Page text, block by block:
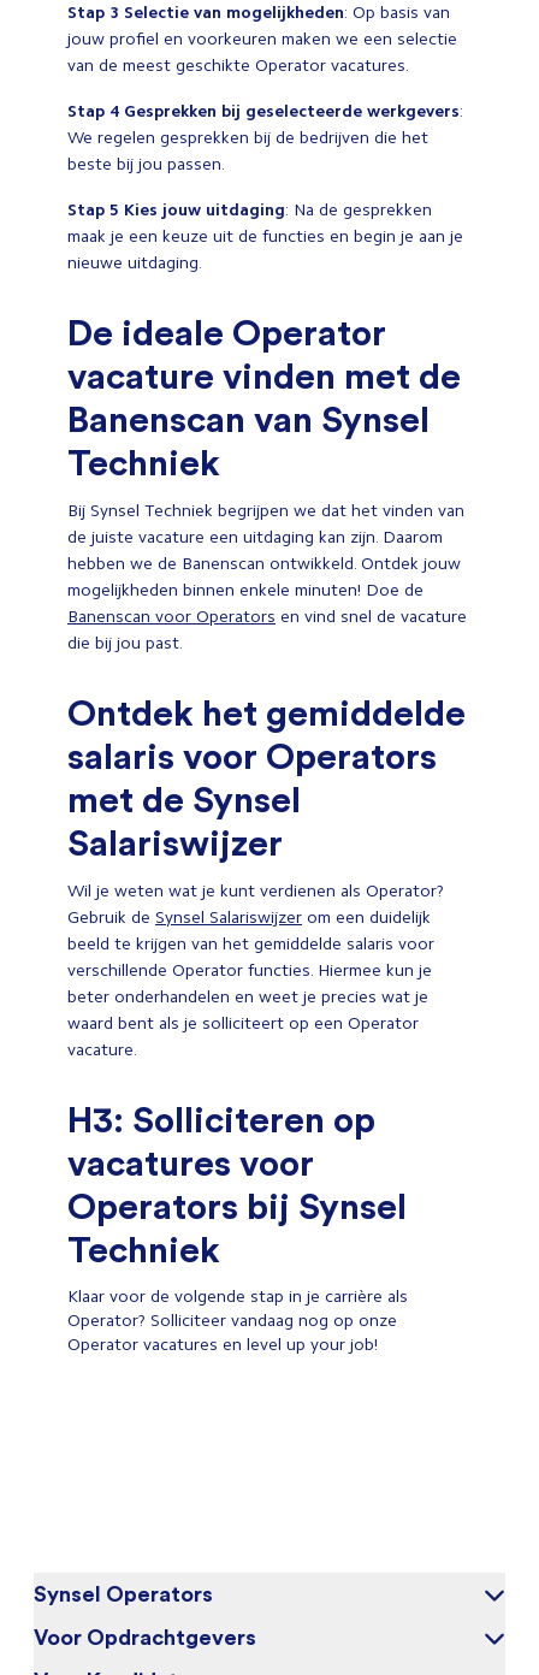
Stap 3 Selectie van mogelijkheden: Op basis van
jouw profiel en voorkeuren maken we een selectie
van de meest geschikte Operator vacatures.
Stap 4 Gesprekken bij geselecteerde werkgevers:
We regelen gesprekken bij de bedrijven die het
beste bij jou passen.
Stap 5 Kies jouw uitdaging: Na de gesprekken
maak je een keuze uit de functies en begin je aan je
nieuwe uitdaging.
De ideale Operator
vacature vinden met de
Banenscan van Synsel
Techniek
Bij Synsel Techniek begrijpen we dat het vinden van
de juiste vacature een uitdaging kan zijn. Daarom
hebben we de Banenscan ontwikkeld. Ontdek jouw
mogelijkheden binnen enkele minuten! Doe de
Banenscan voor Operators en vind snel de vacature
die bij jou past.
Ontdek het gemiddelde
salaris voor Operators
met de Synsel
Salariswijzer
Wil je weten wat je kunt verdienen als Operator?
Gebruik de Synsel Salariswijzer om een duidelijk
beeld te krijgen van het gemiddelde salaris voor
verschillende Operator functies. Hiermee kun je
beter onderhandelen en weet je precies wat je
waard bent als je solliciteert op een Operator
vacature.
H3: Solliciteren op
vacatures voor
Operators bij Synsel
Techniek
Klaar voor de volgende stap in je carrière als
Operator? Solliciteer vandaag nog op onze
Operator vacatures en level up your job!
Synsel Operators
Over ons
Voor Opdrachtgevers